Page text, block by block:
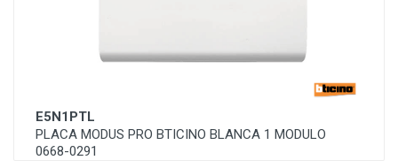
E5N1PTL
PLACA MODUS PRO BTICINO BLANCA 1 MODULO
0668-0291